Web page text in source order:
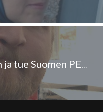
Tule Sananvapausgaalaan ja tue Suomen PEN:in työtä